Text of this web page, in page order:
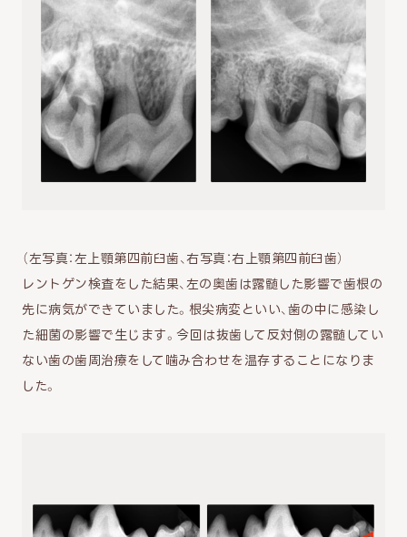
（左写真：左上顎第四前臼歯、右写真：右上顎第四前臼歯）
レントゲン検査をした結果、左の奥歯は露髄した影響で歯根の
先に病気ができていました。根尖病変といい、歯の中に感染し
た細菌の影響で生じます。今回は抜歯して反対側の露髄してい
ない歯の歯周治療をして噛み合わせを温存することになりま
した。